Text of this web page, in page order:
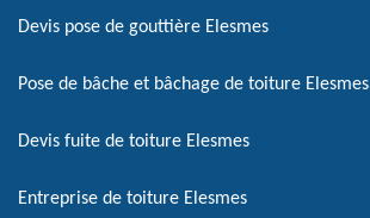
Devis pose de gouttière Elesmes
Pose de bâche et bâchage de toiture Elesmes
Devis fuite de toiture Elesmes
Entreprise de toiture Elesmes